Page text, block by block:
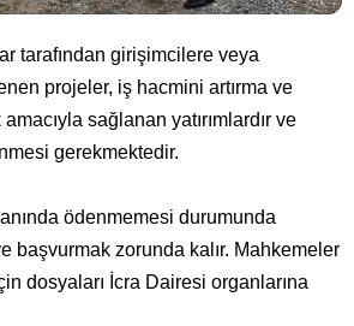
tarafından girişimcilere veya
projeler, iş hacmini artırma ve
sağlanan yatırımlardır ve
gerekmektedir.
ödenmemesi durumunda
başvurmak zorunda kalır. Mahkemeler
dosyaları İcra Dairesi organlarına